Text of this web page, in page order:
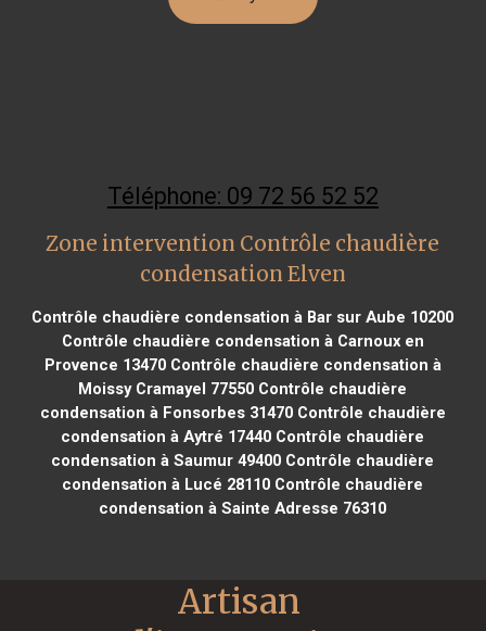
Téléphone: 09 72 56 52 52
Zone intervention Contrôle chaudière
condensation Elven
Contrôle chaudière condensation à Bar sur Aube 10200
Contrôle chaudière condensation à Carnoux en
Provence 13470Contrôle chaudière condensation à
Moissy Cramayel 77550 Contrôle chaudière
condensation à Fonsorbes 31470Contrôle chaudière
condensation à Aytré 17440 Contrôle chaudière
condensation à Saumur 49400 Contrôle chaudière
condensation à Lucé 28110 Contrôle chaudière
condensation à Sainte Adresse 76310
Artisan